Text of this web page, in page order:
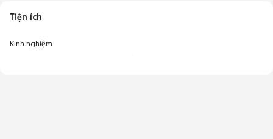
Tiện ích
Kinh nghiệm